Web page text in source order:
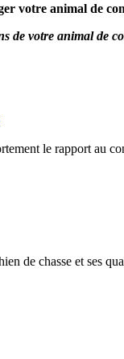
votre animal de
de votre animal de
le rapport au
de chasse et ses